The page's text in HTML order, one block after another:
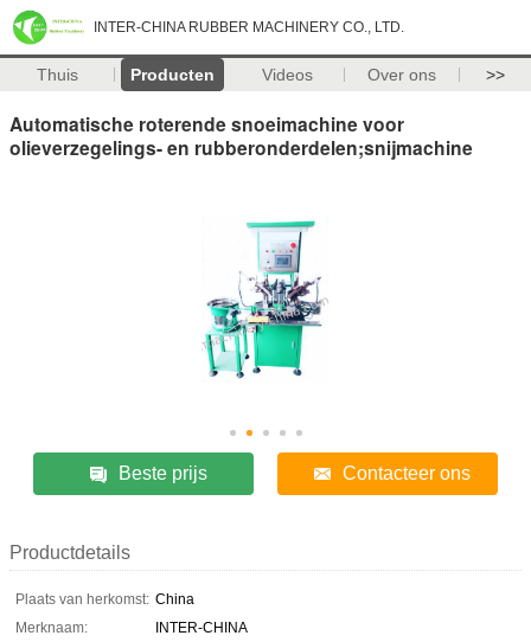
INTER-CHINA RUBBER MACHINERY CO., LTD.
Thuis Producten Videos Over ons >>
Automatische roterende snoeimachine voor
olieverzegelings- en rubberonderdelen;snijmachine
Beste prijs Contacteer ons
Productdetails
Plaats van herkomst: China
Merknaam:
INTER-CHINA